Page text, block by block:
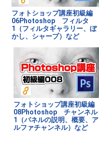
フォトショップ講座初級編
06Photoshop フィルタ
1（フィルタギャラリー、ぼ
かし、シャープ）など
フォトショップ講座初級編
08Photoshop チャンネル
1（パネルの説明、概要、ア
ルファチャンネル）など